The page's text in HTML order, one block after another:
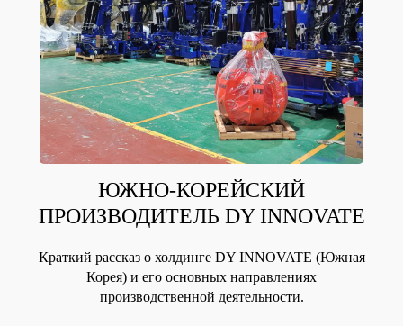
ЮЖНО-КОРЕЙСКИЙ
ПРОИЗВОДИТЕЛЬ DY INNOVATE
Краткий рассказ о холдинге DY INNOVATE (Южная
Корея) и его основных направлениях
производственной деятельности.